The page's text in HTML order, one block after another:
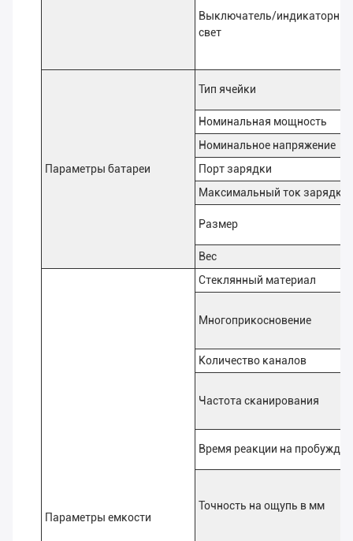
Выключатель/
свет
Параметры батареи
Тип ячейки
Номинальная мощность
Номинальное напряжение
Порт зарядки
Максимальный ток зарядки
Размер
Вес
Параметры емкости
Стеклянный материал
Многоприкосновение
Количество каналов
Частота сканирования
Время реакции на
Точность на ощупь в мм